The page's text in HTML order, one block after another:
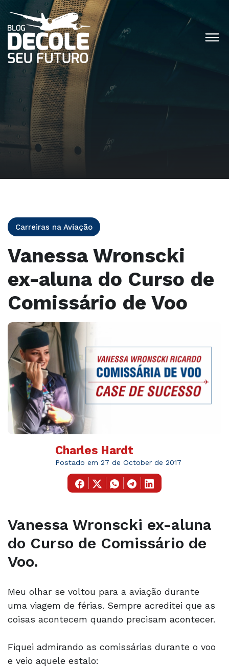
Carreiras na Aviação
Vanessa Wronscki
ex-aluna do Curso de
Comissário de Voo
Charles Hardt
Postado em 27 de October de 2017
Vanessa Wronscki ex-aluna
do Curso de Comissário de
Voo.
Meu olhar se voltou para a aviação durante
uma viagem de férias. Sempre acreditei que as
coisas acontecem quando precisam acontecer.
Fiquei admirando as comissárias durante o voo
e veio aquele estalo: